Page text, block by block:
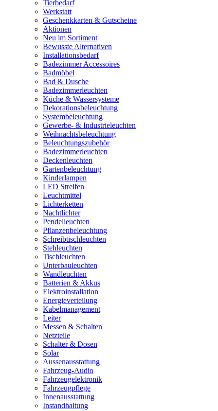
Tierbedarf
Werkstatt
Geschenkkarten & Gutscheine
Aktionen
Neu im Sortiment
Bewusste Alternativen
Installationsbedarf
Badezimmer Accessoires
Badmöbel
Bad & Dusche
Badezimmerleuchten
Küche & Wassersysteme
Dekorationsbeleuchtung
Systembeleuchtung
Gewerbe- & Industrieleuchten
Weihnachtsbeleuchtung
Beleuchtungszubehör
Badezimmerleuchten
Deckenleuchten
Gartenbeleuchtung
Kinderlampen
LED Streifen
Leuchtmittel
Lichterketten
Nachtlichter
Pendelleuchten
Pflanzenbeleuchtung
Schreibtischleuchten
Stehleuchten
Tischleuchten
Unterbauleuchten
Wandleuchten
Batterien & Akkus
Elektroinstallation
Energieverteilung
Kabelmanagement
Leiter
Messen & Schalten
Netzteile
Schalter & Dosen
Solar
Aussenausstattung
Fahrzeug-Audio
Fahrzeugelektronik
Fahrzeugpflege
Innenausstattung
Instandhaltung